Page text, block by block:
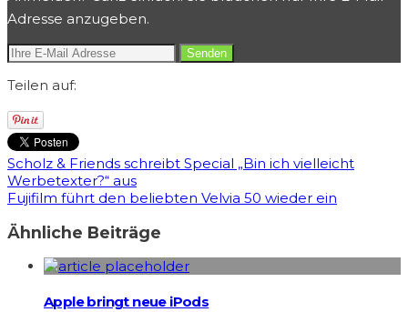
Adresse anzugeben.
Teilen auf:
Scholz & Friends schreibt Special „Bin ich vielleicht
Werbetexter?“ aus
Fujifilm führt den beliebten Velvia 50 wieder ein
Ähnliche Beiträge
Apple bringt neue iPods